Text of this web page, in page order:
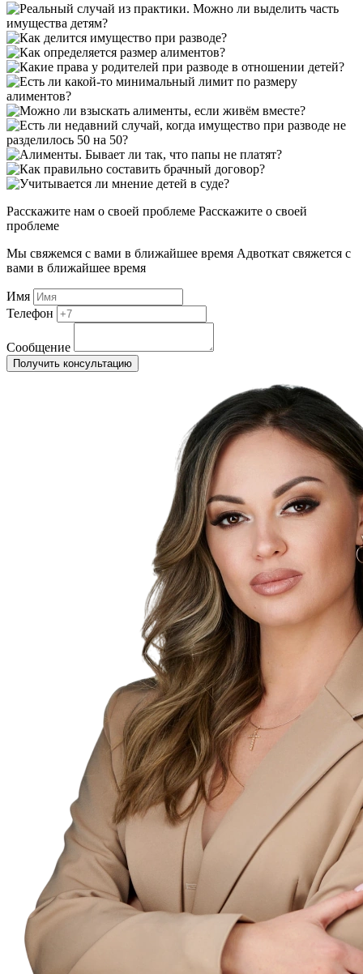
Расскажите нам о своей проблеме Расскажите о своей
проблеме
Мы свяжемся с вами в ближайшее время Адвоткат свяжется с
вами в ближайшее время
Имя
Телефон
Сообщение
Получить консультацию